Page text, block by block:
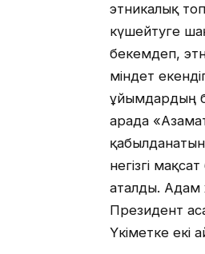
этникалық
күшейтуге
бекемдеп,
міндет
ұйымдардың
арада
негізгі
аталды. Адам
Президент
Үкіметке екі